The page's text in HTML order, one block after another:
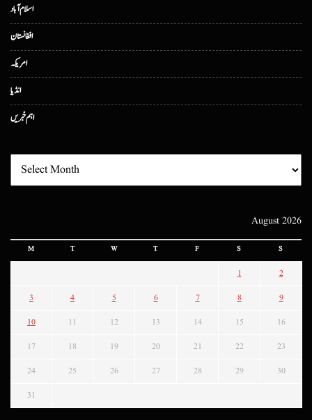
اسلام آباد
افغانستان
امریکہ
انڈیا
اہم خبریں
August 2026
M T W T F S S
1 2
3 4 5 6 7 8 9
10 11 12 13 14 15 16
17 18 19 20 21 22 23
24 25 26 27 28 29 30
31